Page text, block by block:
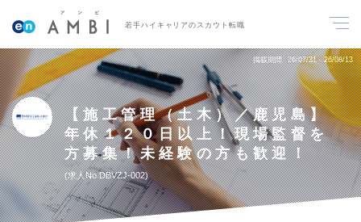
若手ハイキャリアのスカウト転職
掲載期間 26/07/31～26/08/13
【施工管理（土木）／鹿児島】
年休１２０日以上！現場監督を
方募集！未経験の方も歓迎！
求人No.DBVZJ-002